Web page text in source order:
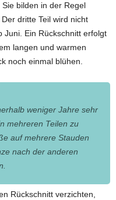
bilden in der Regel
dritte Teil wird nicht
Juni. Ein Rückschnitt erfolgt
langen und warmen
noch einmal blühen.
weniger Jahre sehr
mehreren Teilen zu
auf mehrere Stauden
nach der anderen
Rückschnitt verzichten,